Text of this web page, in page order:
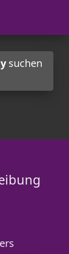
suchen